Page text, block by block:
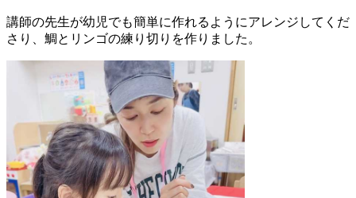
講師の先生が幼児でも簡単に作れるようにアレンジしてくだ
さり、鯛とリンゴの練り切りを作りました。